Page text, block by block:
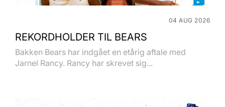
04 AUG 2026
REKORDHOLDER TIL BEARS
Bakken Bears har indgået en etårig aftale med
Jarnel Rancy. Rancy har skrevet sig...